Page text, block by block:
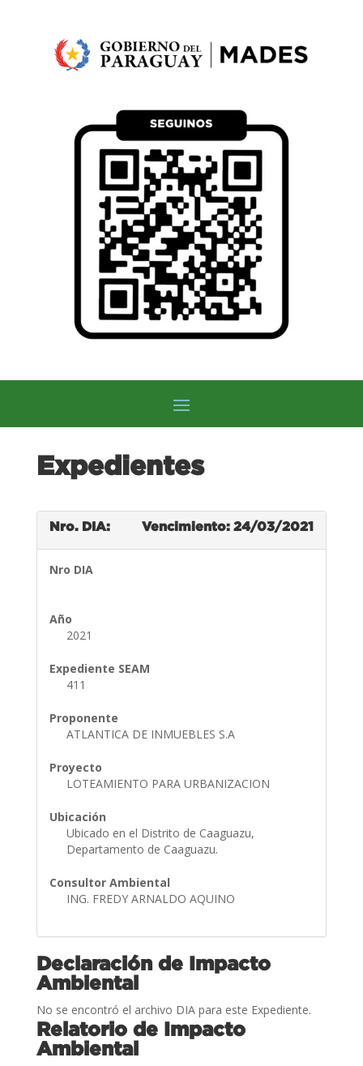
Expedientes
Nro. DIA: Vencimiento: 24/03/2021
Nro DIA
Año
2021
Expediente SEAM
411
Proponente
ATLANTICA DE INMUEBLES S.A
Proyecto
LOTEAMIENTO PARA URBANIZACION
Ubicación
Ubicado en el Distrito de Caaguazu,
Departamento de Caaguazu.
Consultor Ambiental
ING. FREDY ARNALDO AQUINO
Declaración de Impacto
Ambiental
No se encontró el archivo DIA para este Expediente.
Relatorio de Impacto
Ambiental